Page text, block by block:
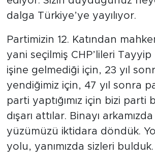
dalga Türkiye’ye yayılıyor.
Partimizin 12. Katından
yani seçilmiş CHP’lileri Tayyip
işine gelmediği için, 23 yıl
yendiğimiz için, 47 yıl sonra
parti yaptığımız için bizi parti
dışarı attılar. Binayı arkamızda
yüzümüzü iktidara döndük.
yolu, yanımızda sizleri bulduk.